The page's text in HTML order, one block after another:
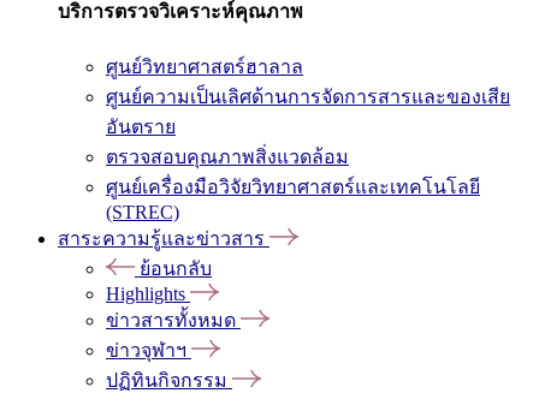
บริการตรวจวิเคราะห์คุณภาพ
ศูนย์วิทยาศาสตร์ฮาลาล
ศูนย์ความเป็นเลิศด้านการจัดการสารและของเสีย
อันตราย
ตรวจสอบคุณภาพสิ่งแวดล้อม
ศูนย์เครื่องมือวิจัยวิทยาศาสตร์และเทคโนโลยี
(STREC)
สาระความรู้และข่าวสาร
ย้อนกลับ
Highlights
ข่าวสารทั้งหมด
ข่าวจุฬาฯ
ปฏิทินกิจกรรม